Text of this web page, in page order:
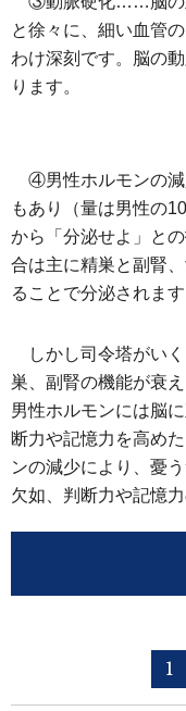
と徐々に、細い血管
わけ深刻です。脳の
ります。
④男性ホルモンの
もあり（量は男性の
から「分泌せよ」と
合は主に精巣と副腎
ることで分泌されます
しかし司令塔がい
巣、副腎の機能が衰
男性ホルモンには脳
断力や記憶力を高め
ンの減少により、憂
欠如、判断力や記憶
1